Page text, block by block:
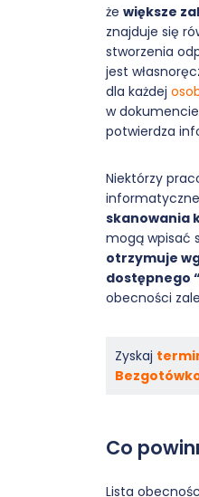
że większe
znajduje się
stworzenia
jest
dla każdej
w
potwierdza
Niektórzy
skanowania
mogą wpisać
otrzymuje
dostępnego
obecności
Zyskaj
Co
Lista